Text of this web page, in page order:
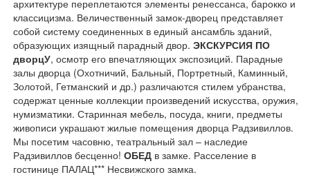
архитектуре переплетаются элементы ренессанса, барокко и
классицизма. Величественный замок-дворец представляет
собой систему соединенных в единый ансамбль зданий,
образующих изящный парадный двор. ЭКСКУРСИЯ ПО
дворцУ, осмотр его впечатляющих экспозиций. Парадные
залы дворца (Охотничий, Бальный, Портретный, Каминный,
Золотой, Гетманский и др.) различаются стилем убранства,
содержат ценные коллекции произведений искусства, оружия,
нумизматики. Старинная мебель, посуда, книги, предметы
живописи украшают жилые помещения дворца Радзивиллов.
Мы посетим часовню, театральный зал – наследие
Радзивиллов бесценно! ОБЕД в замке. Расселение в
гостинице ПАЛАЦ*** Несвижского замка.